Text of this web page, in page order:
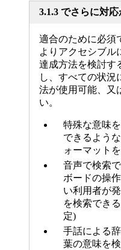
3.1.3 でさらに対
適合のために必須
よりアクセシブル
達成方法を検討す
し、すべての状況
法が使用可能、又
い。
特殊な意味
できるよう
ォーマット
音声で検索
ボードの操
い利用者が
を検索でき
定)
手話による
葉の意味を